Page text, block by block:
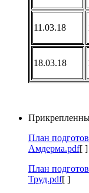
11.03.18
18.03.18
План
Амдерма.pdf[ ]
План
Труд.pdf[ ]